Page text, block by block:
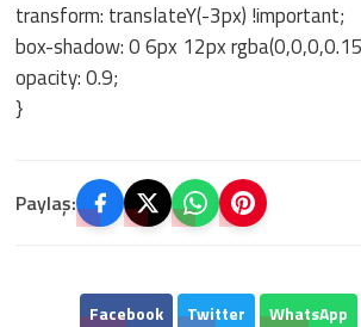
transform: translateY(-3px) !important;
box-shadow: 0 6px 12px
opacity: 0.9;
}
Paylaş:
Facebook Twitter WhatsApp